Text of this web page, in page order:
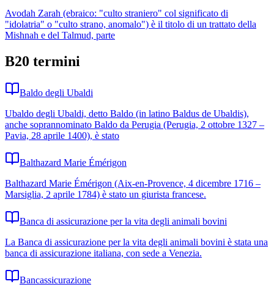
Avodah Zarah (ebraico: "culto straniero" col significato di
"idolatria" o "culto strano, anomalo") è il titolo di un trattato della
Mishnah e del Talmud, parte
B20 termini
Baldo degli Ubaldi
Ubaldo degli Ubaldi, detto Baldo (in latino Baldus de Ubaldis),
anche soprannominato Baldo da Perugia (Perugia, 2 ottobre 1327 –
Pavia, 28 aprile 1400), è stato
Balthazard Marie Émérigon
Balthazard Marie Émérigon (Aix-en-Provence, 4 dicembre 1716 –
Marsiglia, 2 aprile 1784) è stato un giurista francese.
Banca di assicurazione per la vita degli animali bovini
La Banca di assicurazione per la vita degli animali bovini è stata una
banca di assicurazione italiana, con sede a Venezia.
Bancassicurazione